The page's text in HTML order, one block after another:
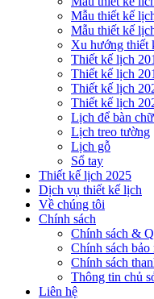
Mẫu thiết kế
Mẫu thiết kế
Xu hướng thiết
Thiết kế lịch
Thiết kế lịch
Thiết kế lịch
Thiết kế lịch
Lịch để bàn
Lịch treo tường
Lịch gỗ
Sổ tay
Thiết kế lịch 2025
Dịch vụ thiết kế lịch
Về chúng tôi
Chính sách
Chính sách &
Chính sách bảo
Chính sách
Thông tin chủ
Liên hệ